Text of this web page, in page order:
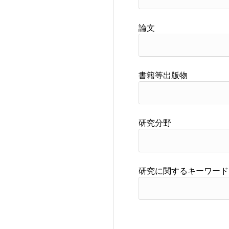
論文
書籍等出版物
研究分野
研究に関するキーワード